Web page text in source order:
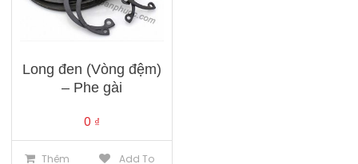
Long đen (Vòng đệm)
– Phe gài
0 ₫
Thêm
Add To